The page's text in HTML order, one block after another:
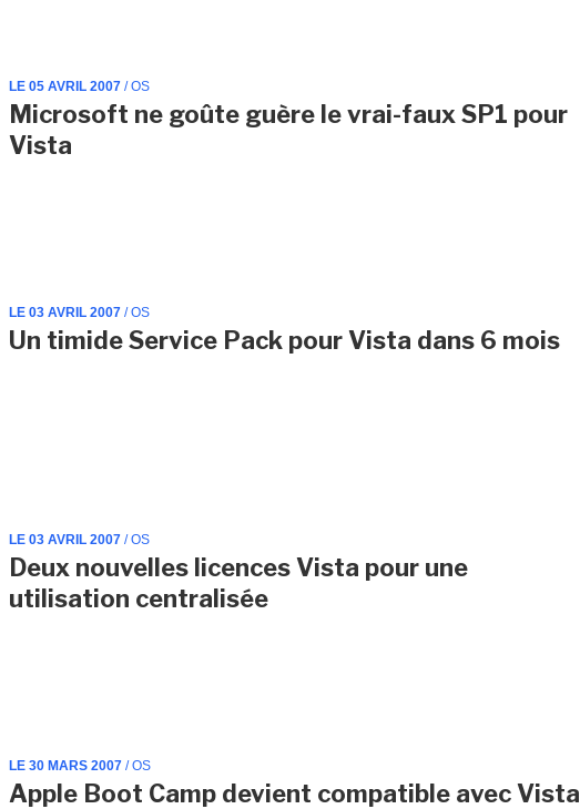
LE 05 AVRIL 2007 / OS
Microsoft ne goûte guère le vrai-faux SP1 pour
Vista
LE 03 AVRIL 2007 / OS
Un timide Service Pack pour Vista dans 6 mois
LE 03 AVRIL 2007 / OS
Deux nouvelles licences Vista pour une
utilisation centralisée
LE 30 MARS 2007 / OS
Apple Boot Camp devient compatible avec Vista